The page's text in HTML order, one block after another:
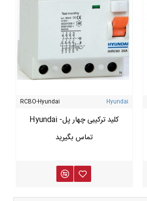
Hyundai
RCBO-Hyundai
کلید ترکیبی چهار پل- Hyundai